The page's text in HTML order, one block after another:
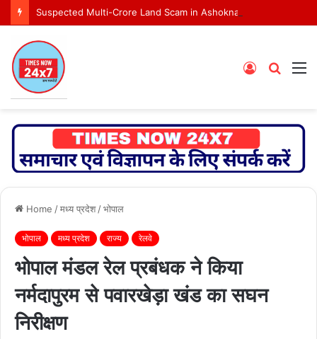
Search
Log
Home /मध्य प्रदेश /भोपाल
भोपाल मध्य प्रदेश राज्य रेलवे
भोपाल मंडल रेल प्रबंधक ने किया
नर्मदापुरम से पवारखेड़ा खंड का सघन
निरीक्षण